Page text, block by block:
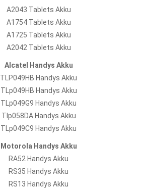
A2043 Tablets Akku
A1754 Tablets Akku
A1725 Tablets Akku
A2042 Tablets Akku
Alcatel Handys Akku
TLP049HB Handys Akku
TLp049HB Handys Akku
TLp049G9 Handys Akku
Tlp058DA Handys Akku
TLp049C9 Handys Akku
Motorola Handys Akku
RA52 Handys Akku
RS35 Handys Akku
RS13 Handys Akku